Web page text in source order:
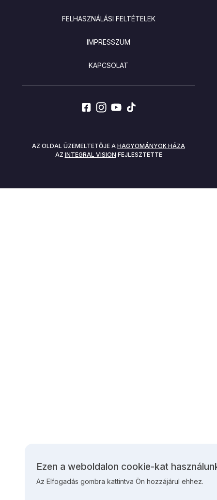
FELHASZNÁLÁSI FELTÉTELEK
IMPRESSZUM
KAPCSOLAT
SOCIALS
AZ OLDAL ÜZEMELTETŐJE A HAGYOMÁNYOK HÁZA
AZ INTEGRAL VISION FEJLESZTETTE
Személyes
adatok
Ezen a weboldalon cookie-kat
Az Elfogadás gombra kattintva Ön hozzájárul ehhez.